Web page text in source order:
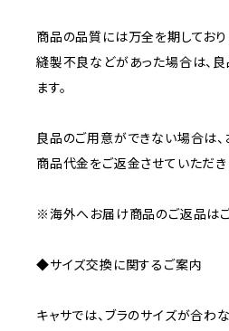
商品の品質には万全を期しており
縫製不良などがあった場合は、
ます。
良品のご用意ができない場合は
商品代金をご返金させていただき
※海外へお届け商品のご返品はご
◆サイズ交換に関するご案内
キャサでは、ブラのサイズが合わ